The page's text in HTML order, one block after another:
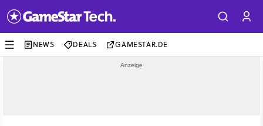
NEWS DEALS GAMESTAR.DE